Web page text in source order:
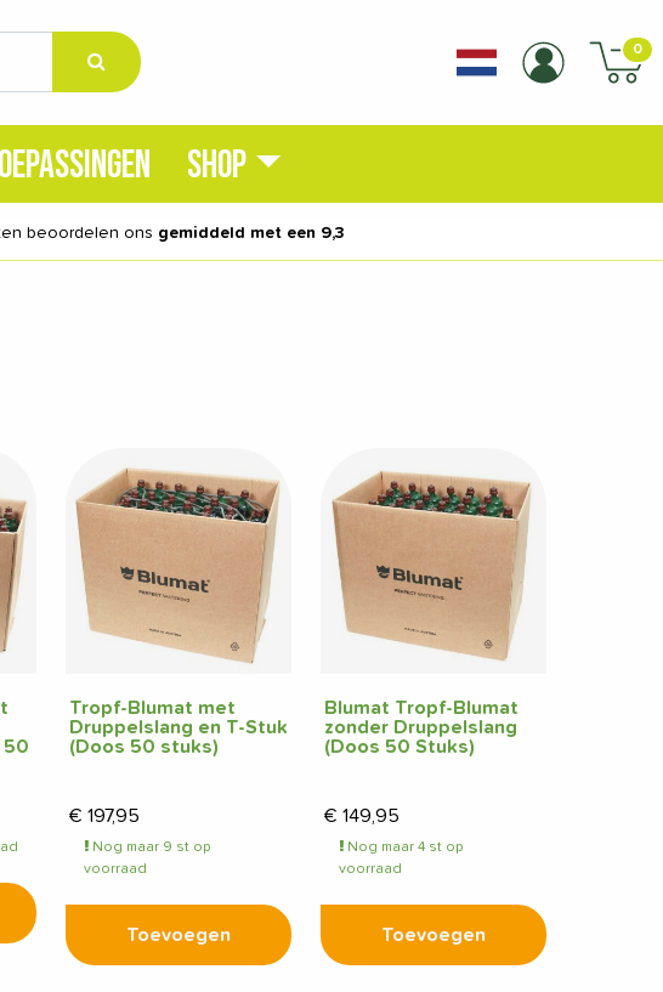
0
SHOP
beoordelen ons gemiddeld met een 9,3
50
Tropf-Blumat met
Druppelslang en T-Stuk
(Doos 50 stuks)
€ 197,95
Nog maar 9 st op
voorraad
Toevoegen
Blumat Tropf-Blumat
zonder Druppelslang
(Doos 50 Stuks)
€ 149,95
Nog maar 4 st op
voorraad
Toevoegen